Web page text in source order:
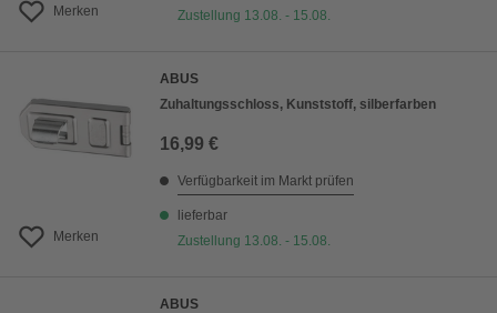
Merken Zustellung 13.08. - 15.08.
Merken
ABUS
Zuhaltungsschloss, Kunststoff, silberfarben
16,99 €
Verfügbarkeit im Markt prüfen
lieferbar
Zustellung 13.08. - 15.08.
ABUS